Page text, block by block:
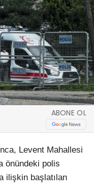
ABONE OL
Levent Mahallesi
önündeki polis
ilişkin başlatılan